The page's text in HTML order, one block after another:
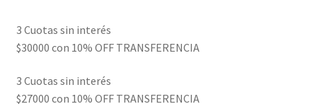
3 Cuotas sin interés
$30000 con 10% OFF TRANSFERENCIA
3 Cuotas sin interés
$27000 con 10% OFF TRANSFERENCIA